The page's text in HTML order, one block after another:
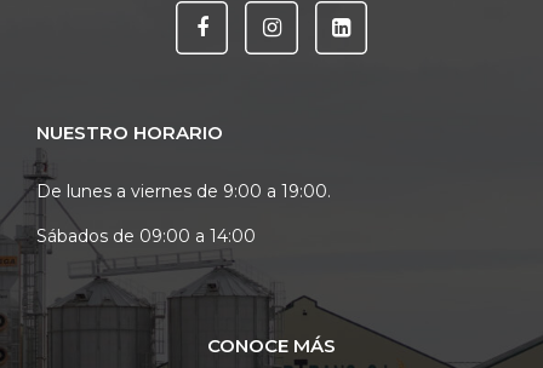
NUESTRO HORARIO
De lunes a viernes de 9:00 a 19:00.
Sábados de 09:00 a 14:00
CONOCE MÁS